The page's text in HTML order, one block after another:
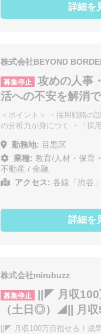
詳細を
株式会社BEYOND
募集停止
攻めの人事
活への不安を解消
＜ポイント＞ ・採用戦略の
の分析力が身につく ・「採
勤務地: 目黒区
業種: 教育/人材・保育
不動産 / 金融
アクセス: 各線「渋谷
詳細を
株式会社mirubuzz
募集停止
||◤ 月収100
（土日◎）◢|| 月
||◤ 月収100万目指せる！